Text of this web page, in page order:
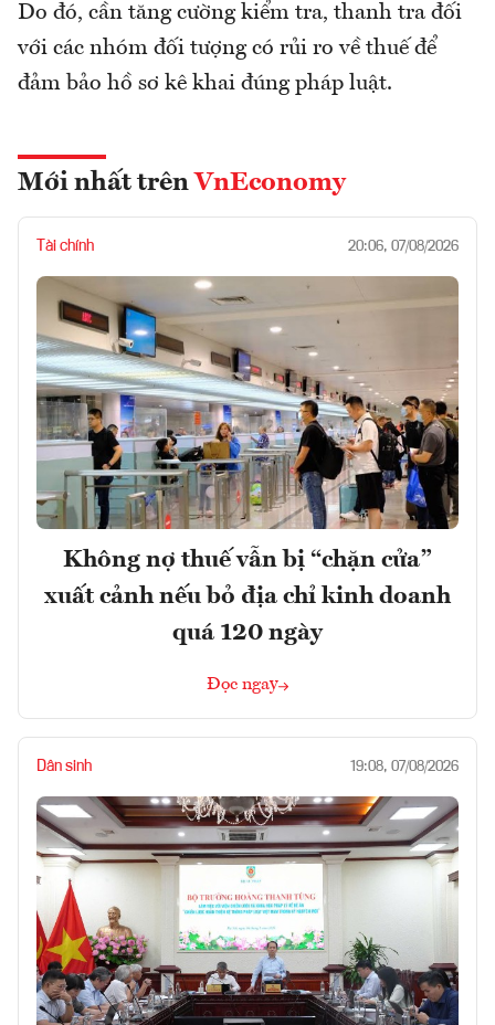
Do đó, cần tăng cường kiểm tra, thanh tra đối
với các nhóm đối tượng có rủi ro về thuế để
đảm bảo hồ sơ kê khai đúng pháp luật.
Mới nhất trên VnEconomy
Tài chính 20:06, 07/08/2026
Không nợ thuế vẫn bị “chặn cửa”
xuất cảnh nếu bỏ địa chỉ kinh doanh
quá 120 ngày
Đọc ngay
Dân sinh 19:08, 07/08/2026